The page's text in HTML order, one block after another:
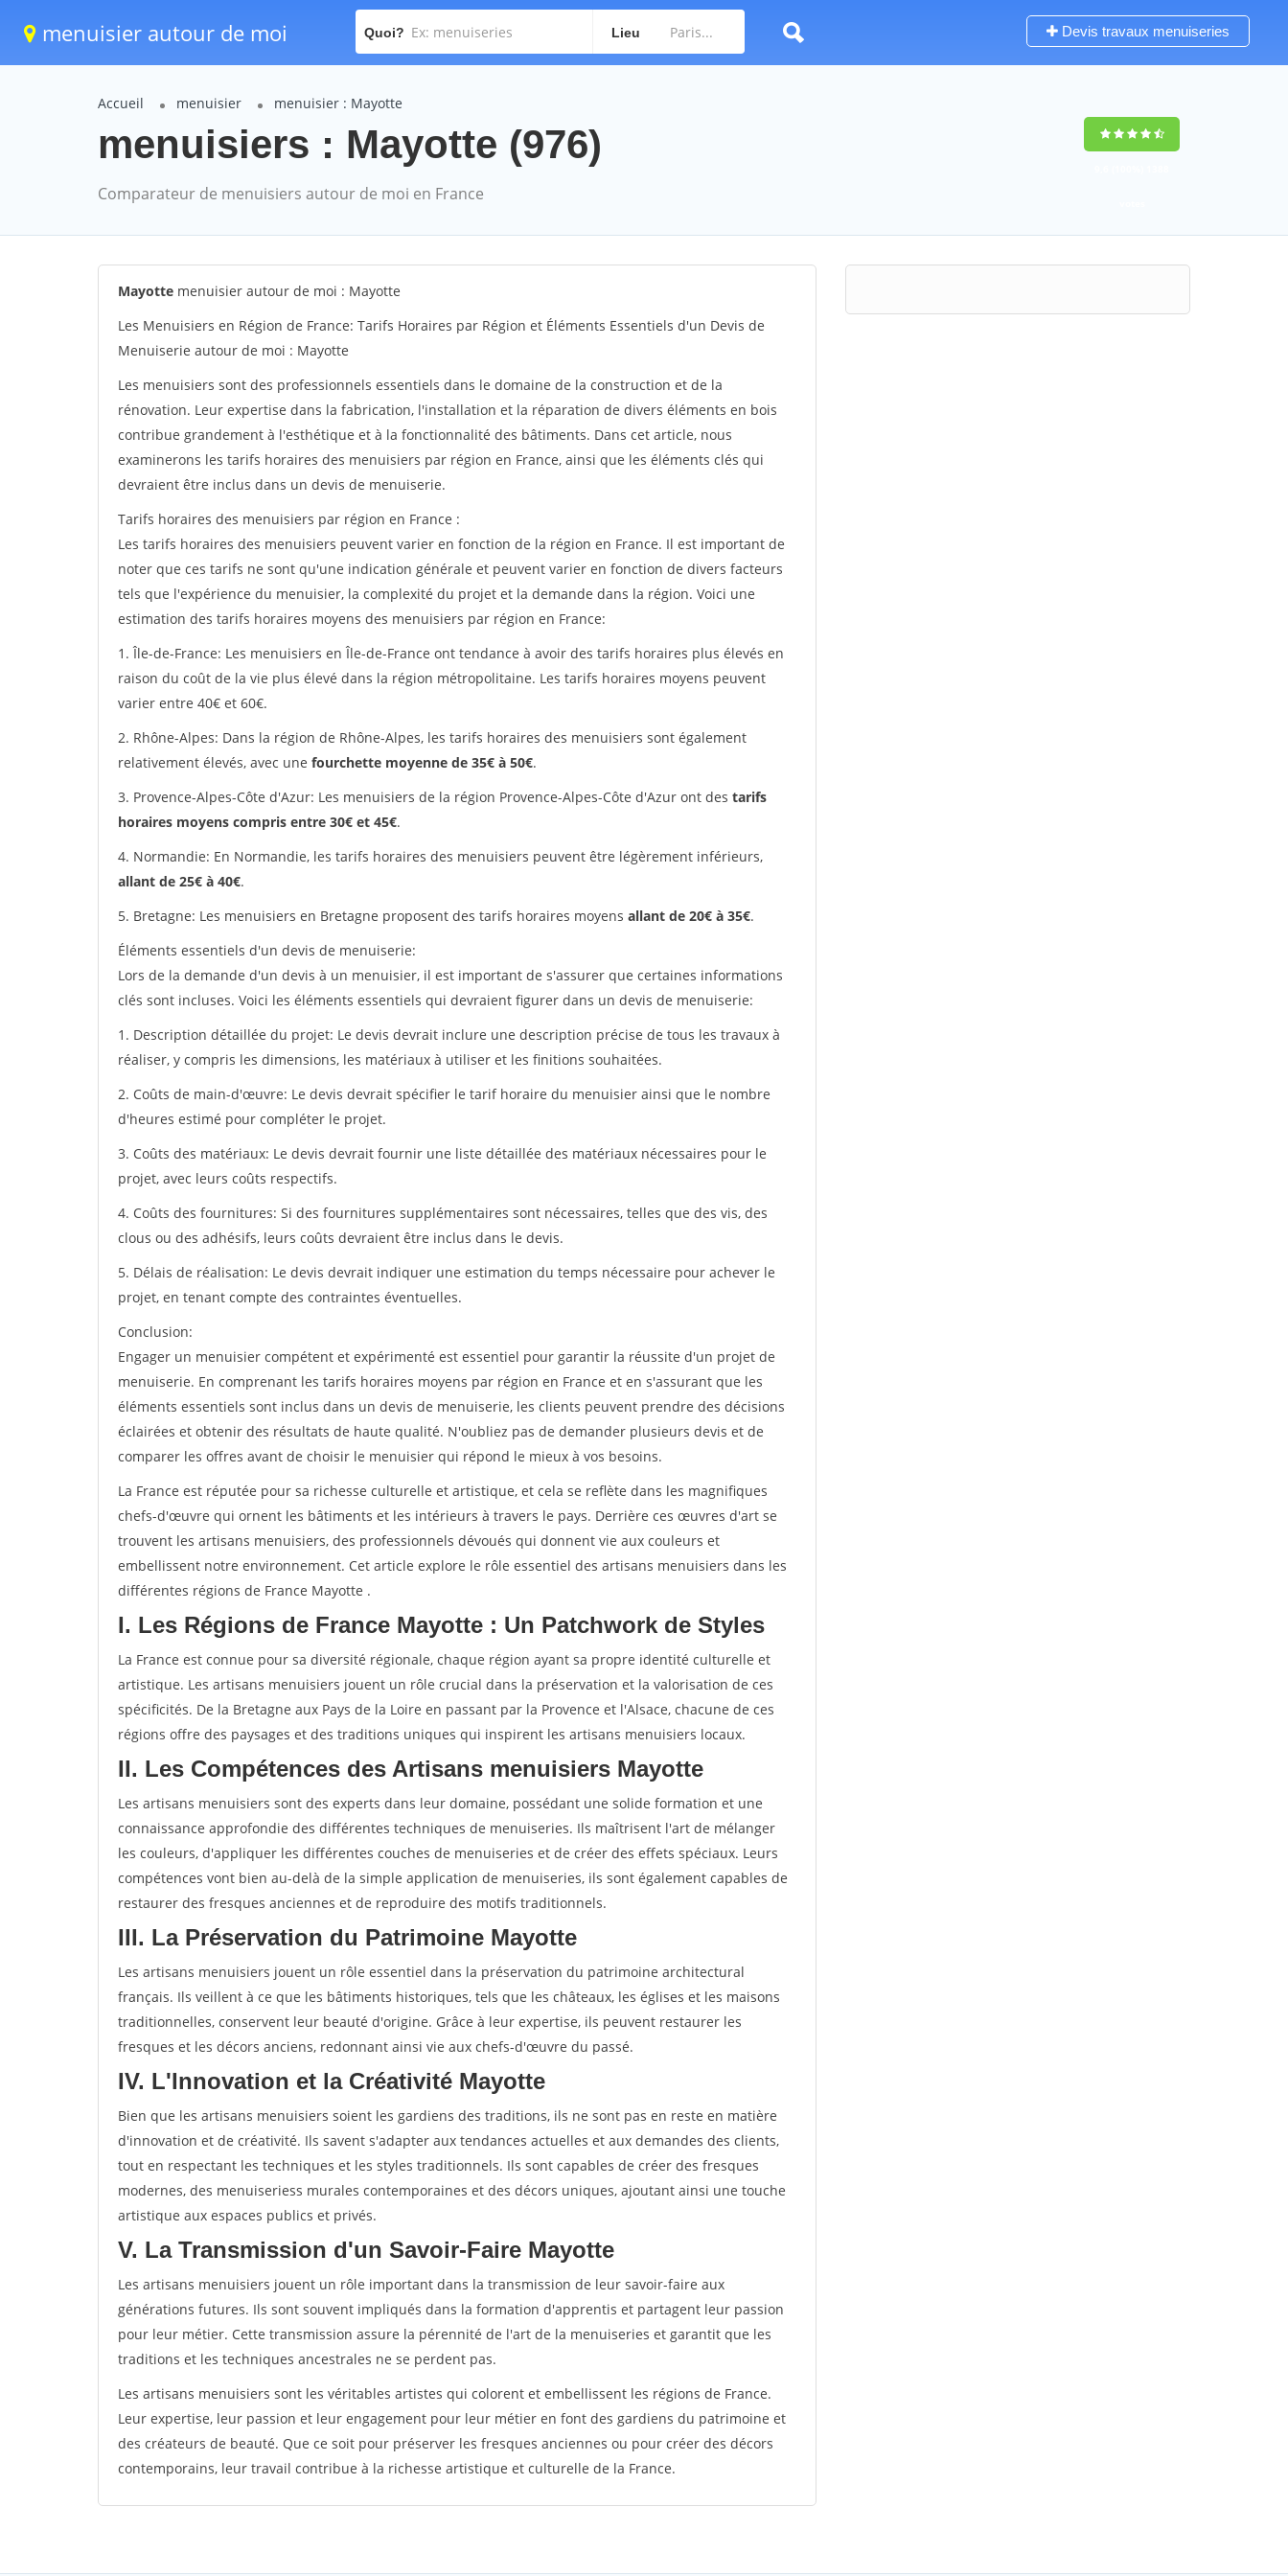
menuisier autour de moi Quoi? Lieu Devis travaux menuiseries
Accueil menuisier menuisier : Mayotte
menuisiers : Mayotte (976)
Comparateur de menuisiers autour de moi en France
Mayotte menuisier autour de moi : Mayotte
Les Menuisiers en Région de France: Tarifs Horaires par Région et Éléments Essentiels d'un Devis de
Menuiserie autour de moi : Mayotte
Les menuisiers sont des professionnels essentiels dans le domaine de la construction et de la
rénovation. Leur expertise dans la fabrication, l'installation et la réparation de divers éléments en bois
contribue grandement à l'esthétique et à la fonctionnalité des bâtiments. Dans cet article, nous
examinerons les tarifs horaires des menuisiers par région en France, ainsi que les éléments clés qui
devraient être inclus dans un devis de menuiserie.
Tarifs horaires des menuisiers par région en France :
Les tarifs horaires des menuisiers peuvent varier en fonction de la région en France. Il est important de
noter que ces tarifs ne sont qu'une indication générale et peuvent varier en fonction de divers facteurs
tels que l'expérience du menuisier, la complexité du projet et la demande dans la région. Voici une
estimation des tarifs horaires moyens des menuisiers par région en France:
1. Île-de-France: Les menuisiers en Île-de-France ont tendance à avoir des tarifs horaires plus élevés en
raison du coût de la vie plus élevé dans la région métropolitaine. Les tarifs horaires moyens peuvent
varier entre 40€ et 60€.
2. Rhône-Alpes: Dans la région de Rhône-Alpes, les tarifs horaires des menuisiers sont également
relativement élevés, avec une fourchette moyenne de 35€ à 50€.
3. Provence-Alpes-Côte d'Azur: Les menuisiers de la région Provence-Alpes-Côte d'Azur ont des tarifs
horaires moyens compris entre 30€ et 45€.
4. Normandie: En Normandie, les tarifs horaires des menuisiers peuvent être légèrement inférieurs,
allant de 25€ à 40€.
5. Bretagne: Les menuisiers en Bretagne proposent des tarifs horaires moyens allant de 20€ à 35€.
Éléments essentiels d'un devis de menuiserie:
Lors de la demande d'un devis à un menuisier, il est important de s'assurer que certaines informations
clés sont incluses. Voici les éléments essentiels qui devraient figurer dans un devis de menuiserie:
1. Description détaillée du projet: Le devis devrait inclure une description précise de tous les travaux à
réaliser, y compris les dimensions, les matériaux à utiliser et les finitions souhaitées.
2. Coûts de main-d'œuvre: Le devis devrait spécifier le tarif horaire du menuisier ainsi que le nombre
d'heures estimé pour compléter le projet.
3. Coûts des matériaux: Le devis devrait fournir une liste détaillée des matériaux nécessaires pour le
projet, avec leurs coûts respectifs.
4. Coûts des fournitures: Si des fournitures supplémentaires sont nécessaires, telles que des vis, des
clous ou des adhésifs, leurs coûts devraient être inclus dans le devis.
5. Délais de réalisation: Le devis devrait indiquer une estimation du temps nécessaire pour achever le
projet, en tenant compte des contraintes éventuelles.
Conclusion:
Engager un menuisier compétent et expérimenté est essentiel pour garantir la réussite d'un projet de
menuiserie. En comprenant les tarifs horaires moyens par région en France et en s'assurant que les
éléments essentiels sont inclus dans un devis de menuiserie, les clients peuvent prendre des décisions
éclairées et obtenir des résultats de haute qualité. N'oubliez pas de demander plusieurs devis et de
comparer les offres avant de choisir le menuisier qui répond le mieux à vos besoins.
La France est réputée pour sa richesse culturelle et artistique, et cela se reflète dans les magnifiques
chefs-d'œuvre qui ornent les bâtiments et les intérieurs à travers le pays. Derrière ces œuvres d'art se
trouvent les artisans menuisiers, des professionnels dévoués qui donnent vie aux couleurs et
embellissent notre environnement. Cet article explore le rôle essentiel des artisans menuisiers dans les
différentes régions de France Mayotte .
I. Les Régions de France Mayotte : Un Patchwork de Styles
La France est connue pour sa diversité régionale, chaque région ayant sa propre identité culturelle et
artistique. Les artisans menuisiers jouent un rôle crucial dans la préservation et la valorisation de ces
spécificités. De la Bretagne aux Pays de la Loire en passant par la Provence et l'Alsace, chacune de ces
régions offre des paysages et des traditions uniques qui inspirent les artisans menuisiers locaux.
II. Les Compétences des Artisans menuisiers Mayotte
Les artisans menuisiers sont des experts dans leur domaine, possédant une solide formation et une
connaissance approfondie des différentes techniques de menuiseries. Ils maîtrisent l'art de mélanger
les couleurs, d'appliquer les différentes couches de menuiseries et de créer des effets spéciaux. Leurs
compétences vont bien au-delà de la simple application de menuiseries, ils sont également capables de
restaurer des fresques anciennes et de reproduire des motifs traditionnels.
III. La Préservation du Patrimoine Mayotte
Les artisans menuisiers jouent un rôle essentiel dans la préservation du patrimoine architectural
français. Ils veillent à ce que les bâtiments historiques, tels que les châteaux, les églises et les maisons
traditionnelles, conservent leur beauté d'origine. Grâce à leur expertise, ils peuvent restaurer les
fresques et les décors anciens, redonnant ainsi vie aux chefs-d'œuvre du passé.
IV. L'Innovation et la Créativité Mayotte
Bien que les artisans menuisiers soient les gardiens des traditions, ils ne sont pas en reste en matière
d'innovation et de créativité. Ils savent s'adapter aux tendances actuelles et aux demandes des clients,
tout en respectant les techniques et les styles traditionnels. Ils sont capables de créer des fresques
modernes, des menuiseriess murales contemporaines et des décors uniques, ajoutant ainsi une touche
artistique aux espaces publics et privés.
V. La Transmission d'un Savoir-Faire Mayotte
Les artisans menuisiers jouent un rôle important dans la transmission de leur savoir-faire aux
générations futures. Ils sont souvent impliqués dans la formation d'apprentis et partagent leur passion
pour leur métier. Cette transmission assure la pérennité de l'art de la menuiseries et garantit que les
traditions et les techniques ancestrales ne se perdent pas.
Les artisans menuisiers sont les véritables artistes qui colorent et embellissent les régions de France.
Leur expertise, leur passion et leur engagement pour leur métier en font des gardiens du patrimoine et
des créateurs de beauté. Que ce soit pour préserver les fresques anciennes ou pour créer des décors
contemporains, leur travail contribue à la richesse artistique et culturelle de la France.